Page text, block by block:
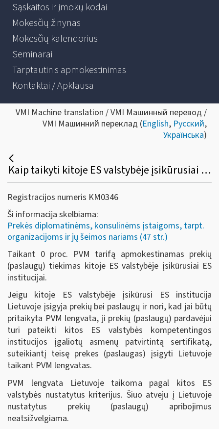
Sąskaitos ir įmokų kodai
Mokesčių žinynas
Mokesčių kalendorius
Seminarai
Tarptautinis apmokestinimas
Kontaktai / Apklausa
VMI Machine translation / VMI Машинный перевод /
VMI Машинний переклад (English, Русский,
Українська)
Kaip taikyti kitoje ES valstybėje įsikūrusiai ES institucijai Lietuvoje įsigytų prekių (paslaugų) pirkimo PVM lengvatą?
Registracijos numeris KM0346
Ši informacija skelbiama:
Prekės diplomatinėms, konsulinėms įstaigoms, tarpt.
organizacijoms ir jų šeimos nariams (47 str.)
Taikant 0 proc. PVM tarifą apmokestinamas prekių
(paslaugų) tiekimas kitoje ES valstybėje įsikūrusiai ES
institucijai.
Jeigu kitoje ES valstybėje įsikūrusi ES institucija
Lietuvoje įsigyja prekių bei paslaugų ir nori, kad jai būtų
pritaikyta PVM lengvata, ji prekių (paslaugų) pardavėjui
turi pateikti kitos ES valstybės kompetentingos
institucijos įgaliotų asmenų patvirtintą sertifikatą,
suteikiantį teisę prekes (paslaugas) įsigyti Lietuvoje
taikant PVM lengvatas.
PVM lengvata Lietuvoje taikoma pagal kitos ES
valstybės nustatytus kriterijus. Šiuo atveju į Lietuvoje
nustatytus prekių (paslaugų) apribojimus
neatsižvelgiama.